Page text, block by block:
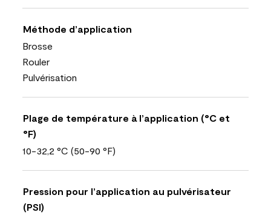
Méthode d’application
Brosse
Rouler
Pulvérisation
Plage de température à l’application (°C et
°F)
10-32,2 °C (50-90 °F)
Pression pour l’application au pulvérisateur
(PSI)